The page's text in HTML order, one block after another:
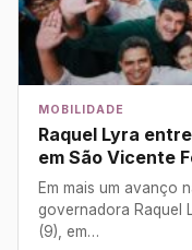
MOBILIDADE
Raquel Lyra
em São Vicente
Em mais um avanço
governadora Raquel
(9), em…